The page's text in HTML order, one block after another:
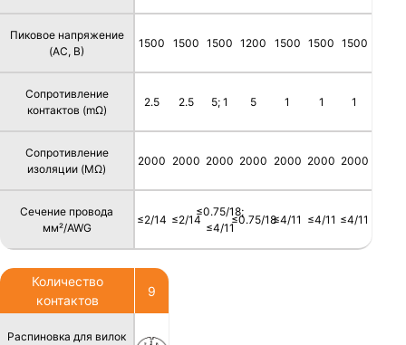
Пиковое напряжение
(AC, В)
Сопротивление
контактов (mΩ)
Сопротивление
изоляции (MΩ)
Сечение провода
мм²/AWG
1500
2.5
2000
≤2/14
1500
2.5
2000
≤2/14
1500
5; 1
2000
≤0.75/18;
≤4/11
1200
5
2000
≤0.75/18
1500
1
2000
≤4/11
1500
1
2000
≤4/11
1500
1
2000
≤4/11
Количество
контактов
Распиновка для вилок
9